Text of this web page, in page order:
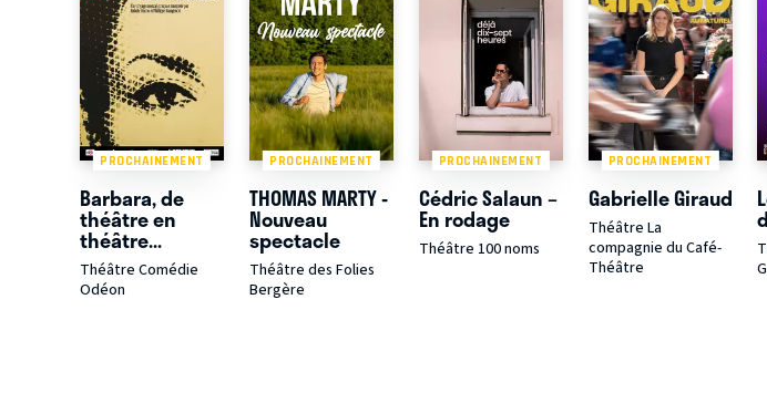
PROCHAINEMENT
Barbara, de
théâtre en
théâtre...
Théâtre Comédie
Odéon
PROCHAINEMENT
THOMAS MARTY -
Nouveau
spectacle
Théâtre des Folies
Bergère
PROCHAINEMENT
Cédric Salaun –
En rodage
Théâtre 100 noms
PROCHAINEMENT
Gabrielle Giraud
Théâtre La
compagnie du Café-
Théâtre